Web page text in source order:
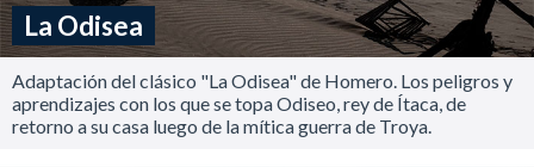
La Odisea
Adaptación del clásico "La Odisea" de Homero. Los peligros y
aprendizajes con los que se topa Odiseo, rey de Ítaca, de
retorno a su casa luego de la mítica guerra de Troya.